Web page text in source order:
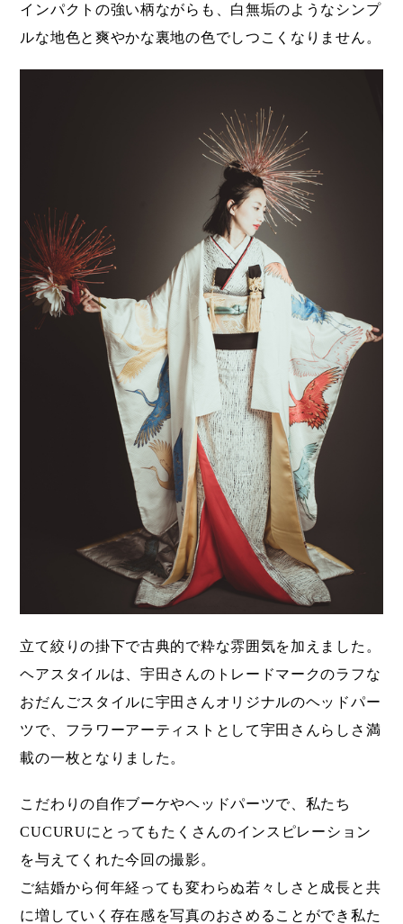
インパクトの強い柄ながらも、白無垢のようなシンプ
ルな地色と爽やかな裏地の色でしつこくなりません。
立て絞りの掛下で古典的で粋な雰囲気を加えました。
ヘアスタイルは、宇田さんのトレードマークのラフな
おだんごスタイルに宇田さんオリジナルのヘッドパー
ツで、フラワーアーティストとして宇田さんらしさ満
載の一枚となりました。
こだわりの自作ブーケやヘッドパーツで、私たち
CUCURUにとってもたくさんのインスピレーション
を与えてくれた今回の撮影。
ご結婚から何年経っても変わらぬ若々しさと成長と共
に増していく存在感を写真のおさめることができ私た